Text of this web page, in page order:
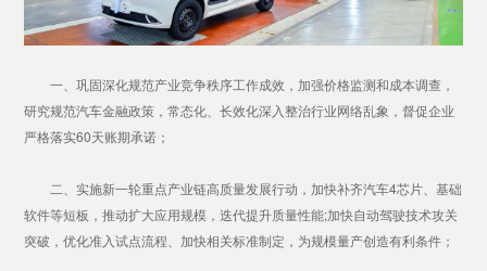
一、巩固深化规范产业竞争秩序工作成效，加强价格监测和成本调查，
研究规范汽车金融政策，常态化、长效化深入整治行业网络乱象，督促企业
严格落实60天账期承诺；
二、实施新一轮重点产业链高质量发展行动，加快补齐汽车4芯片、基础
软件等短板，推动扩大应用规模，迭代提升质量性能;加快自动驾驶技术攻关
突破，优化准入试点流程、加快相关标准制定，为规模量产创造有利条件；